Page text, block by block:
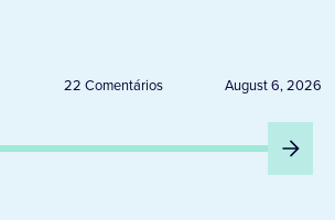
22 Comentários
Peru
August 6, 2026